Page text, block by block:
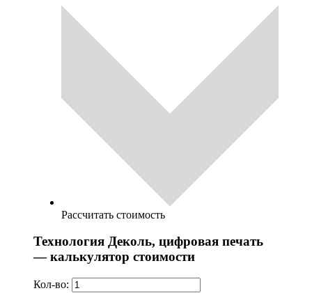
Рассчитать стоимость
Технология Деколь, цифровая печать
— калькулятор стоимости
Кол-во: